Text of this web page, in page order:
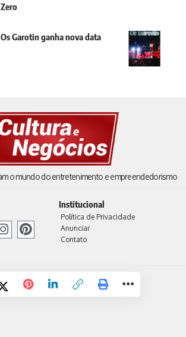
Garotin ganha nova data
o mundo do entretenimento e empreendedorismo
Institucional
Política de Privacidade
Anunciar
Contato